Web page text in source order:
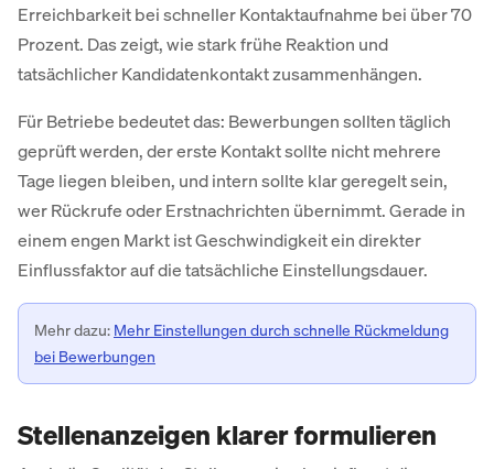
Erreichbarkeit bei schneller Kontaktaufnahme bei über 70
Prozent. Das zeigt, wie stark frühe Reaktion und
tatsächlicher Kandidatenkontakt zusammenhängen.
Für Betriebe bedeutet das: Bewerbungen sollten täglich
geprüft werden, der erste Kontakt sollte nicht mehrere
Tage liegen bleiben, und intern sollte klar geregelt sein,
wer Rückrufe oder Erstnachrichten übernimmt. Gerade in
einem engen Markt ist Geschwindigkeit ein direkter
Einflussfaktor auf die tatsächliche Einstellungsdauer.
Mehr dazu: Mehr Einstellungen durch schnelle Rückmeldung
bei Bewerbungen
Stellenanzeigen klarer formulieren